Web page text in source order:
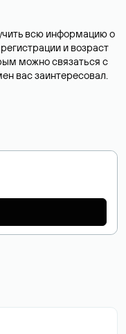
всю информацию о
и возраст
можно связаться с
вас заинтересовал.